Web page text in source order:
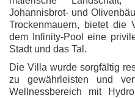
Johannisbrot- und
Trockenmauern, bietet die
dem Infinity-Pool eine
Stadt und das Tal.
Die Villa wurde sorgfältig
zu gewährleisten und
Wellnessbereich mit